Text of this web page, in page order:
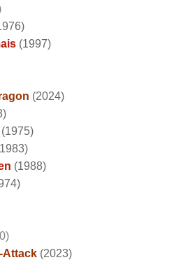
(1997)
(2024)
(1975)
(1988)
Attack (2023)